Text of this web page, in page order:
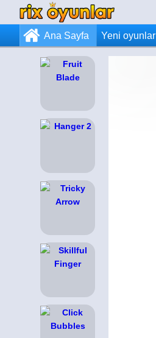
Ana Sayfa Yeni oyunlar